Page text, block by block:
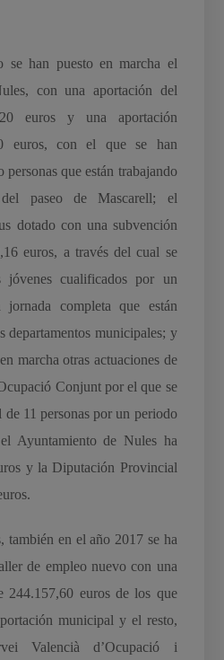
se han puesto en marcha el
con una aportación del
euros y una aportación
euros, con el que se han
que están trabajando
paseo de Mascarell; el
dotado con una subvención
euros, a través del cual se
jóvenes cualificados por un
completa que están
departamentos municipales; y
marcha otras actuaciones de
Conjunt por el que se
11 personas por un periodo
Ayuntamiento de Nules ha
y la Diputación Provincial
también en el año 2017 se ha
de empleo nuevo con una
244.157,60 euros de los que
municipal y el resto,
Valencià d’Ocupació i